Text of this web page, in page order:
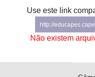
Secretaria-GeralUse este link
http://
Não existem